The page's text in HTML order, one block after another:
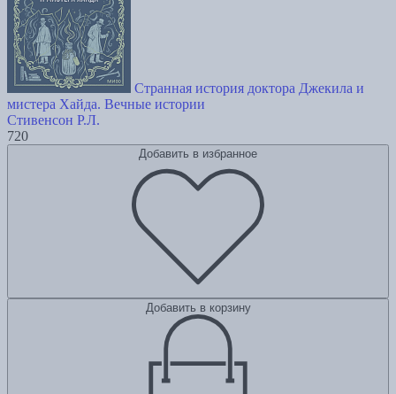
Странная история доктора Джекила и
мистера Хайда. Вечные истории
Стивенсон Р.Л.
720
Добавить в избранное
Добавить в корзину